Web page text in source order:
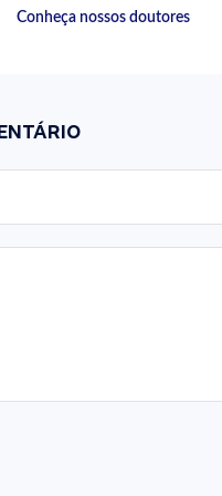
Conheça nossos doutores